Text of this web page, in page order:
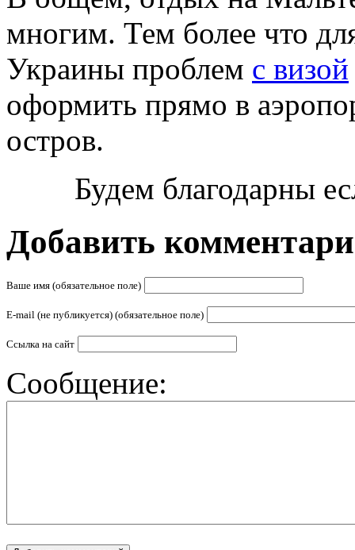
многим. Тем более что
Украины проблем с визой
оформить прямо в
остров.
Будем благодарны
Добавить
Ваше имя (обязательное поле)
E-mail (не публикуется) (обязательное поле)
Ссылка на сайт
Сообщение: